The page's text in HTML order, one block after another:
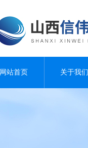
网站首页 关于我们